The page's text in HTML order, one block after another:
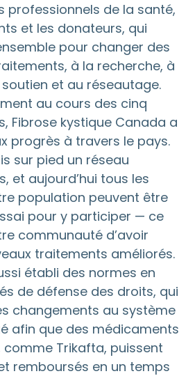
professionnels de la santé,
et les donateurs, qui
pour changer des
à la recherche, à
et au réseautage.
au cours des cinq
Fibrose kystique Canada a
progrès à travers le pays.
sur pied un réseau
et aujourd’hui tous les
population peuvent être
pour y participer — ce
communauté d’avoir
traitements améliorés.
établi des normes en
de défense des droits, qui
changements au système
afin que des médicaments
comme Trikafta, puissent
remboursés en un temps